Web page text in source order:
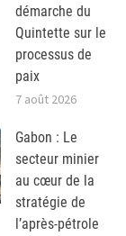
démarche du
Quintette sur le
processus de
paix
7 août 2026
Gabon : Le
secteur minier
au cœur de la
stratégie de
l’après-pétrole